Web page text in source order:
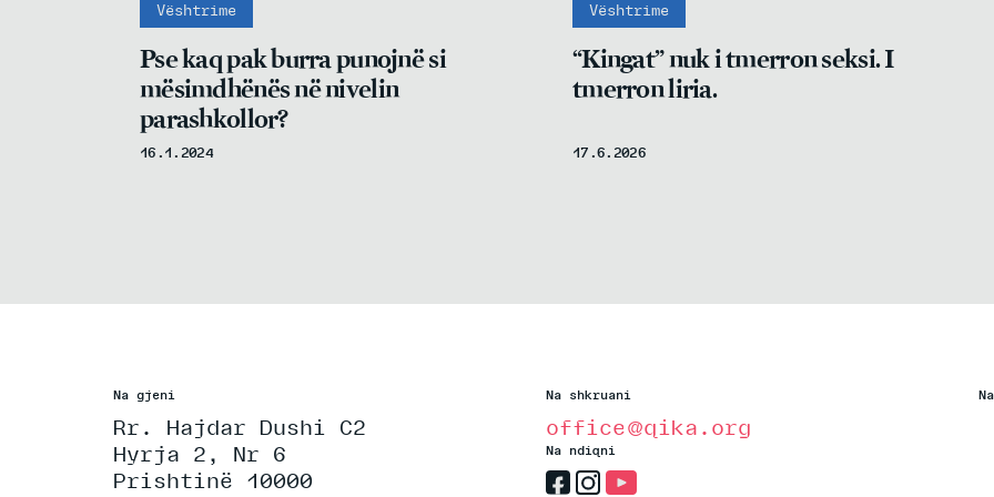
Vështrime
Pse kaq pak burra punojnë si
mësimdhënës në nivelin
parashkollor?
16.1.2024
Vështrime
“Kingat” nuk i tmerron seksi. I
tmerron liria.
17.6.2026
Na gjeni
Rr. Hajdar Dushi C2
Hyrja 2, Nr 6
Prishtinë 10000
Na shkruani
office@qika.org
Na ndiqni